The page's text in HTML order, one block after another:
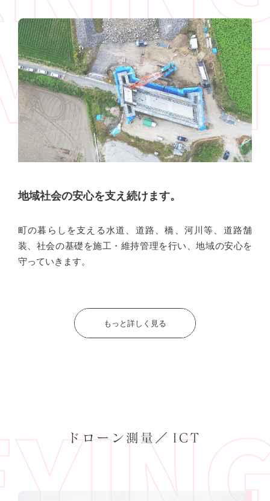
地域社会の安心を支え続けます。
町の暮らしを支える水道、道路、橋、河川等、道路舗
装、社会の基礎を施工・維持管理を行い、地域の安心を
守っていきます。
もっと詳しく見る